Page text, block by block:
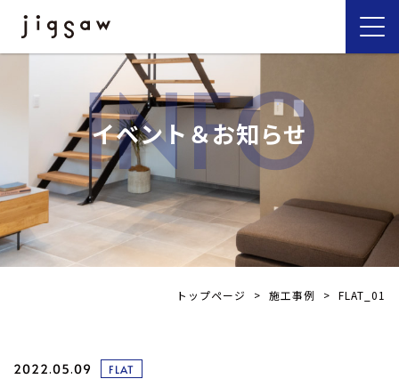
INFO
イベント＆お知らせ
トップページ > 施工事例 > FLAT_01
2022.05.09 FLAT